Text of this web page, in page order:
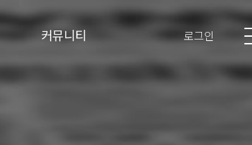
커뮤니티 로그인